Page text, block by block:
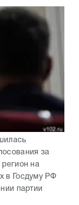
за
регион на
в Госдуму РФ
партии